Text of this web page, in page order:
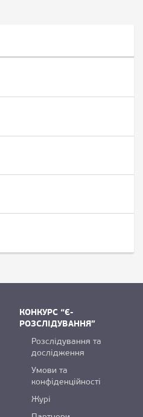
КОНКУРС “Є-
РОЗСЛІДУВАННЯ”
Розслідування та
дослідження
Умови та
конфіденційності
Журі